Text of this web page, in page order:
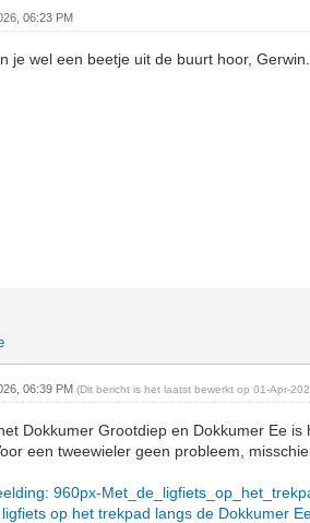
06:23 PM
je wel een beetje uit de buurt hoor, Gerwin.
06:39 PM(Dit bericht is het laatst bewerkt op 01-Apr-
Dokkumer Grootdiep en Dokkumer Ee
een tweewieler geen probleem,
op het trekpad langs de Dokkumer